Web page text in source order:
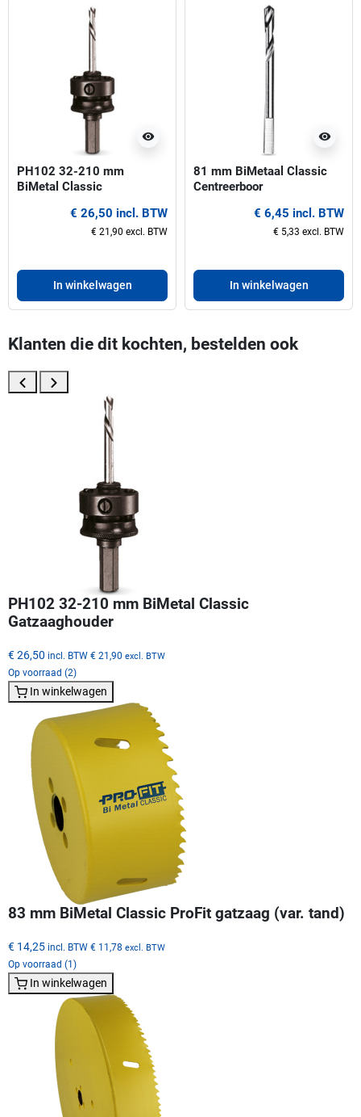
visibility
PH102 32-210 mm
BiMetal Classic
€ 26,50 incl. BTW
€ 21,90 excl. BTW
In winkelwagen
visibility
81 mm BiMetaal Classic
Centreerboor
€ 6,45 incl. BTW
€ 5,33 excl. BTW
In winkelwagen
Klanten die dit kochten, bestelden ook
PH102 32-210 mm BiMetal Classic
Gatzaaghouder
€ 26,50 incl. BTW € 21,90 excl. BTW
Op voorraad (2)
In winkelwagen
83 mm BiMetal Classic ProFit gatzaag (var. tand)
€ 14,25 incl. BTW € 11,78 excl. BTW
Op voorraad (1)
In winkelwagen